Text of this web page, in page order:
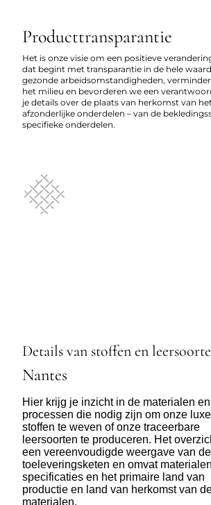
Producttransparantie
Het is onze visie om een positieve
dat begint met transparantie in de hele
gezonde arbeidsomstandigheden,
het milieu en bevorderen we een
je details over de plaats van herkomst van
afzonderlijke onderdelen – van de
specifieke onderdelen.
Details van stoffen en
Nantes
Hier krijg je inzicht in de materialen en
processen die nodig zijn om onze luxe
stoffen te weven of onze traceerbare
leersoorten te produceren. Het
een vereenvoudigde weergave van de
toeleveringsketen en omvat
specificaties en het primaire land van
productie en land van herkomst van
materialen.